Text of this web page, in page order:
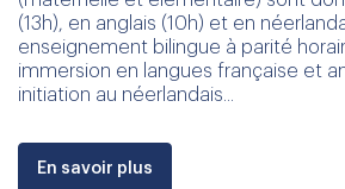
(13h), en anglais (10h) et en
enseignement bilingue à parité
immersion en langues française et
initiation au néerlandais...
En savoir plus